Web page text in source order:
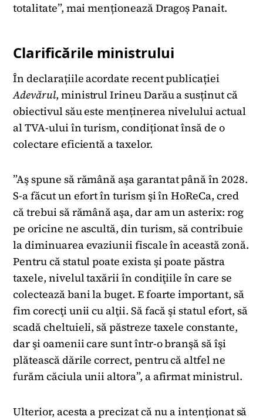
totalitate”, mai menționează Dragoș Panait.
Clarificările ministrului
În declarațiile acordate recent publicației
Adevărul, ministrul Irineu Darău a susținut că
obiectivul său este menținerea nivelului actual
al TVA-ului în turism, condiționat însă de o
colectare eficientă a taxelor.
”Aş spune să rămână aşa garantat până în 2028.
S-a făcut un efort în turism şi în HoReCa, cred
că trebui să rămână aşa, dar am un asterix: rog
pe oricine ne ascultă, din turism, să contribuie
la diminuarea evaziunii fiscale în această zonă.
Pentru că statul poate exista şi poate păstra
taxele, nivelul taxării în condiţiile în care se
colectează bani la buget. E foarte important, să
fim corecţi unii cu alţii. Să facă şi statul efort, să
scadă cheltuieli, să păstreze taxele constante,
dar şi oamenii care sunt într-o branşă să îşi
plătească dările correct, pentru că altfel ne
furăm căciula unii altora”, a afirmat ministrul.
Ulterior, acesta a precizat că nu a intenționat să